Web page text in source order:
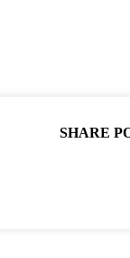
SHARE